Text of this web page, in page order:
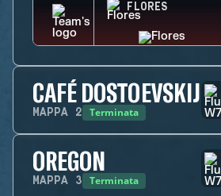
FLORES
CAFÉ DOSTOEVSKIJ
MAPPA 2 Terminata
OREGON
MAPPA 3 Terminata